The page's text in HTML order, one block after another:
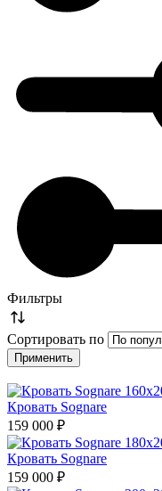
Фильтры
Сортировать по
Кровать Sognare
159 000 ₽
Кровать Sognare
159 000 ₽